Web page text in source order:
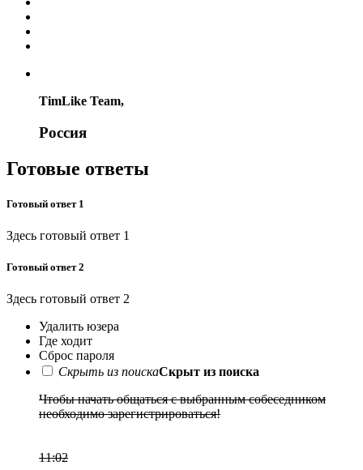
TimLike Team,
Россия
Готовые ответы
Готовый ответ 1
Здесь готовый ответ 1
Готовый ответ 2
Здесь готовый ответ 2
Удалить юзера
Где ходит
Сброс пароля
Скрыть из поискаСкрыт из поиска
Чтобы начать общаться с выбранным собеседником
необходимо зарегистрироваться!
11:02